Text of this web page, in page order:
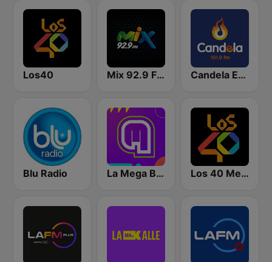
Los40 Mix 92.9 FM Bogotá Candela Estereo 101.9 FM
Blu Radio La Mega Bogotá Los 40 Medellín